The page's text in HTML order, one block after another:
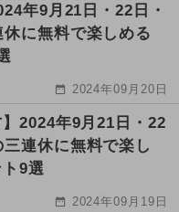
年9月21日・22日・
に無料で楽しめる
2024年09月20日
】2024年9月21日・22
三連休に無料で楽し
9選
2024年09月19日